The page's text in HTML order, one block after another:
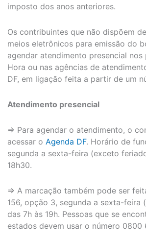
imposto dos anos anteriores.
Os contribuintes que não dispõem
meios eletrônicos para emissão do
agendar atendimento presencial
Hora ou nas agências de
DF, em ligação feita a partir de um
Atendimento presencial
⇒ Para agendar o atendimento, o
acessar o Agenda DF. Horário de
segunda a sexta-feira (exceto
18h30.
⇒ A marcação também pode ser
156, opção 3, segunda a sexta-feira
das 7h às 19h. Pessoas que se
estados devem usar o número 0800